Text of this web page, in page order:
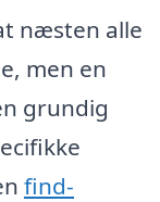
næsten alle
men en
grundig
find-